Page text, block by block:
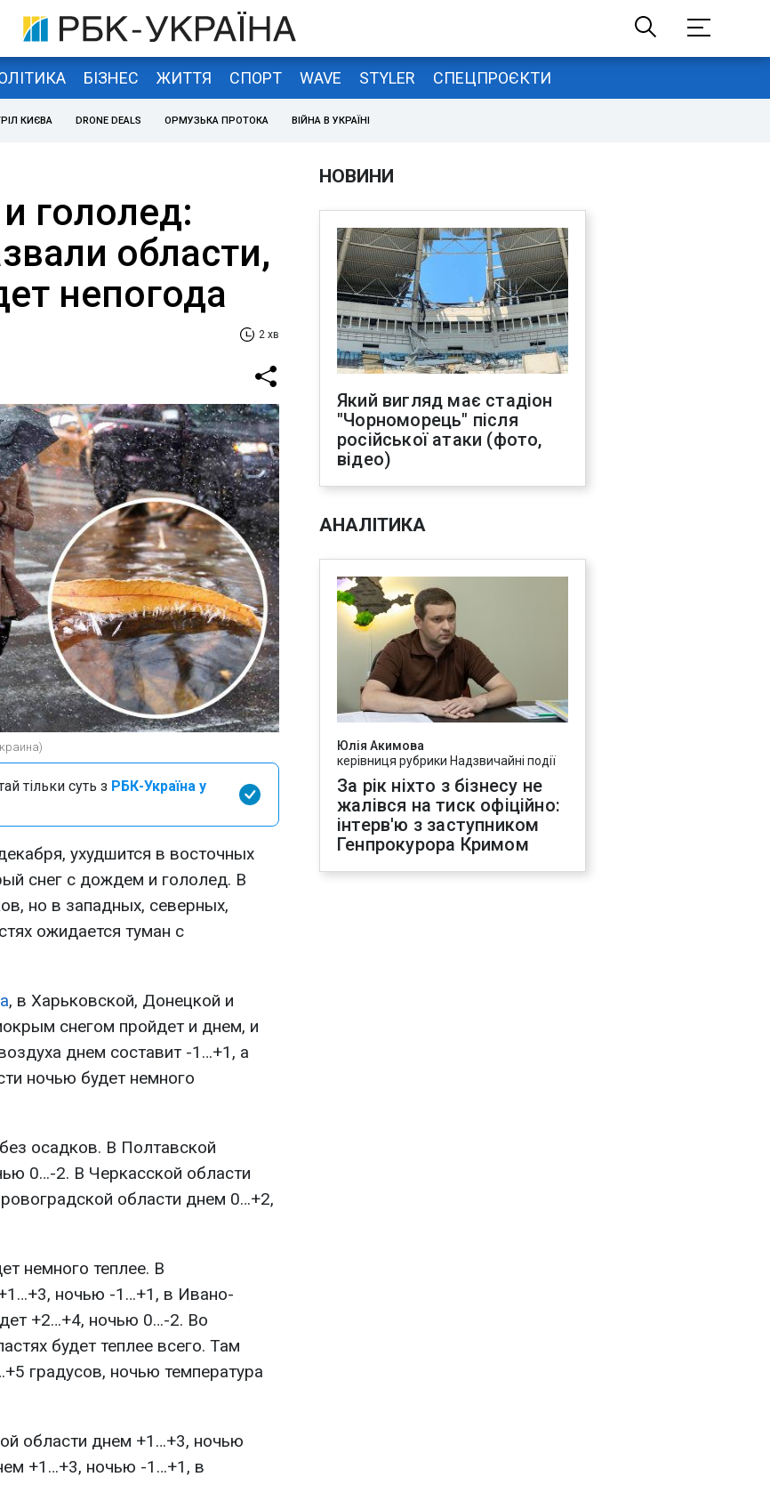
БІЗНЕС ЖИТТЯ СПОРТ WAVE STYLER СПЕЦПРОЄКТИ
КИЄВА DRONE DEALS ОРМУЗЬКА ПРОТОКА ВІЙНА В УКРАЇНІ
гололед:
области,
непогода
2 хв
тільки суть з РБК-Україна у
ухудшится в восточных
снег с дождем и гололед. В
но в западных, северных,
ожидается туман с
, в Харьковской, Донецкой и
снегом пройдет и днем, и
днем составит -1…+1, а
ночью будет немного
осадков. В Полтавской
0…-2. В Черкасской области
области днем 0…+2,
немного теплее. В
ночью -1…+1, в Ивано-
+2…+4, ночью 0…-2. Во
будет теплее всего. Там
градусов, ночью температура
области днем +1…+3, ночью
+1…+3, ночью -1…+1, в
НОВИНИ
Який вигляд має стадіон
"Чорноморець" після
російської атаки (фото,
відео)
АНАЛІТИКА
Юлія Акимова
керівниця рубрики Надзвичайні події
За рік ніхто з бізнесу не
жалівся на тиск офіційно:
інтерв'ю з заступником
Генпрокурора Кримом